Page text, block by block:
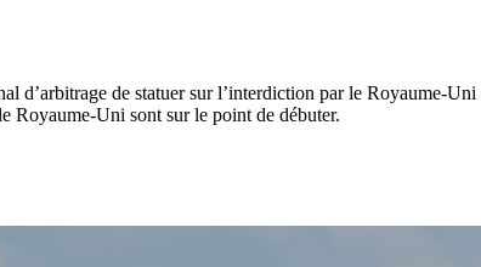
d’arbitrage de statuer sur l’interdiction par le Royaume-
Royaume-Uni sont sur le point de débuter.